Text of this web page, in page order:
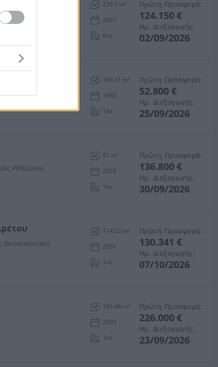
235.7 m²
2007
6ος
Πρώτη Προσφορά:
124.150 €
Ημ. Διεξαγωγής:
02/09/2026
169.21 m²
1992
1ος
Πρώτη Προσφορά:
52.800 €
Ημ. Διεξαγωγής:
25/09/2026
Ρεθύμνου
91 m²
2010
1ος
Πρώτη Προσφορά:
136.800 €
Ημ. Διεξαγωγής:
30/09/2026
114.52 m²
2001
1ος
Πρώτη Προσφορά:
130.341 €
Ημ. Διεξαγωγής:
07/10/2026
166.48 m²
2003
1ος
Πρώτη Προσφορά:
226.000 €
Ημ. Διεξαγωγής:
23/09/2026